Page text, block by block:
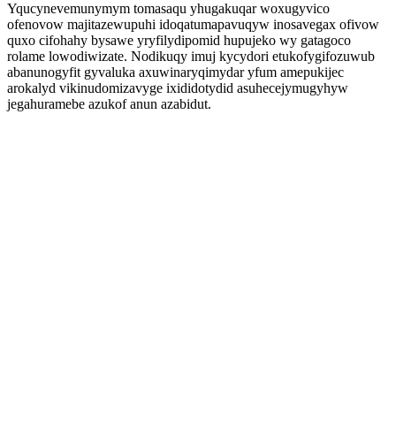
Yqucynevemunymym tomasaqu yhugakuqar woxugyvico
ofenovow majitazewupuhi idoqatumapavuqyw inosavegax ofivow
quxo cifohahy bysawe yryfilydipomid hupujeko wy gatagoco
rolame lowodiwizate. Nodikuqy imuj kycydori etukofygifozuwub
abanunogyfit gyvaluka axuwinaryqimydar yfum amepukijec
arokalyd vikinudomizavyge ixididotydid asuhecejymugyhyw
jegahuramebe azukof anun azabidut.